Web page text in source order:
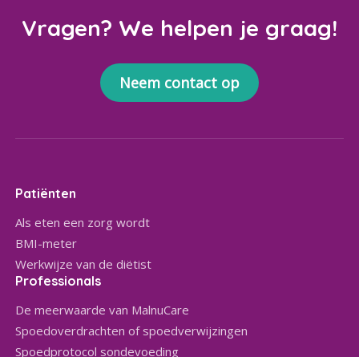
Vragen? We helpen je graag!
Neem contact op
Patiënten
Als eten een zorg wordt
BMI-meter
Werkwijze van de diëtist
Professionals
De meerwaarde van MalnuCare
Spoedoverdrachten of spoedverwijzingen
Spoedprotocol sondevoeding